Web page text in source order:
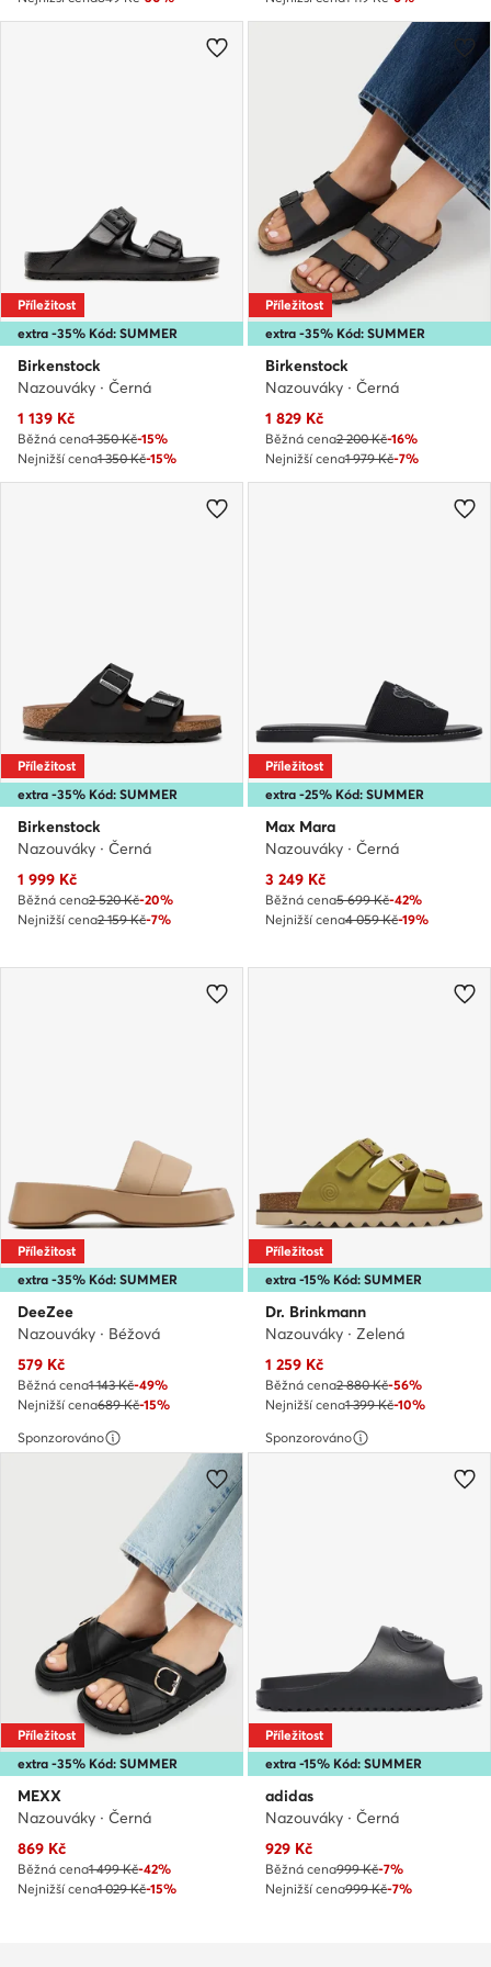
extra -35% Kód: SUMMER
Příležitost
Birkenstock
Nazouváky · Černá
Aktuální cena
1 139 Kč
Běžná cena1 350 Kč-15%
Nejnižší cena1 350 Kč-15%
extra -35% Kód: SUMMER
Příležitost
Birkenstock
Nazouváky · Černá
Aktuální cena
1 829 Kč
Běžná cena2 200 Kč-16%
Nejnižší cena1 979 Kč-7%
extra -35% Kód: SUMMER
Příležitost
Birkenstock
Nazouváky · Černá
Aktuální cena
1 999 Kč
Běžná cena2 520 Kč-20%
Nejnižší cena2 159 Kč-7%
extra -25% Kód: SUMMER
Příležitost
Max Mara
Nazouváky · Černá
Aktuální cena
3 249 Kč
Běžná cena5 699 Kč-42%
Nejnižší cena4 059 Kč-19%
extra -35% Kód: SUMMER
Příležitost
DeeZee
Nazouváky · Béžová
Aktuální cena
579 Kč
Běžná cena1 143 Kč-49%
Nejnižší cena689 Kč-15%
extra -15% Kód: SUMMER
Příležitost
Dr. Brinkmann
Nazouváky · Zelená
Aktuální cena
1 259 Kč
Běžná cena2 880 Kč-56%
Nejnižší cena1 399 Kč-10%
Sponzorováno
extra -35% Kód: SUMMER
Příležitost
MEXX
Nazouváky · Černá
Aktuální cena
869 Kč
Běžná cena1 499 Kč-42%
Nejnižší cena1 029 Kč-15%
Sponzorováno
extra -15% Kód: SUMMER
Příležitost
adidas
Nazouváky · Černá
Aktuální cena
929 Kč
Běžná cena999 Kč-7%
Nejnižší cena999 Kč-7%